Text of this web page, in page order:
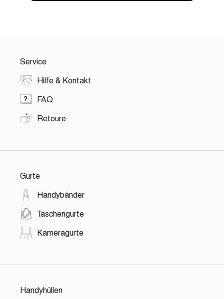
Service
Hilfe & Kontakt
FAQ
Retoure
Gurte
Handybänder
Taschengurte
Kameragurte
Handyhüllen